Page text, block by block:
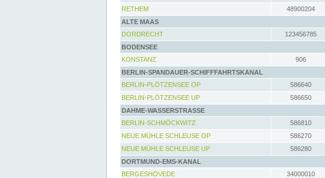
RETHEM
48900204
ALTE MAAS
DORDRECHT
123456785
BODENSEE
KONSTANZ
906
BERLIN-SPANDAUER-SCHIFFFAHRTSKANAL
BERLIN-PLÖTZENSEE OP
586640
BERLIN-PLÖTZENSEE UP
586650
DAHME-WASSERSTRASSE
BERLIN-SCHMÖCKWITZ
586810
NEUE MÜHLE SCHLEUSE OP
586270
NEUE MÜHLE SCHLEUSE UP
586280
DORTMUND-EMS-KANAL
BERGESHÖVEDE
34000010